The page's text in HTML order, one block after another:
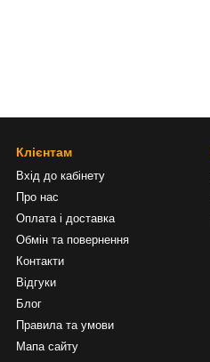
Клієнтам
Вхід до кабінету
Про нас
Оплата і доставка
Обмін та повернення
Контакти
Відгуки
Блог
Правила та умови
Мапа сайту